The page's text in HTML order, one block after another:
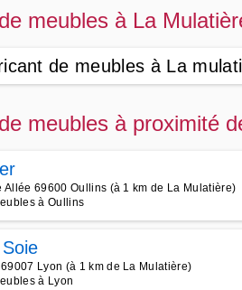
meubles à La
de meubles à La
meubles à proximité
Allée 69600 Oullins (à 1 km de La Mulatière)
à Oullins
Lyon (à 1 km de La Mulatière)
à Lyon